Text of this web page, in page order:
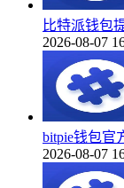
比特派钱包
2026-08-07
bitpie钱包官
2026-08-07